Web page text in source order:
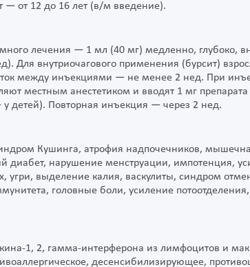
— от 12 до 16 лет (в/м введение).
лечения — 1 мл (40 мг) медленно, глубоко,
Для внутриочагового применения (бурсит)
между инъекциями — не менее 2 нед. При
местным анестетиком и вводят 1 мг
детей). Повторная инъекция — через 2 нед.
Кушинга, атрофия надпочечников,
диабет, нарушение менструации, импотенция,
угри, выделение калия, васкулиты, синдром
головные боли, усиление потоотделения,
1, 2, гамма-интерферона из лимфоцитов и
десенсибилизирующее,